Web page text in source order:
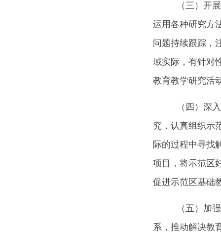
（三）开展
运用各种研究方
问题持续跟踪，
域实际，有针对
教育教学研究活
（四）深入
究，认真组织示
际的过程中寻找
项目，将示范区
促进示范区基础
（五）加强
系，推动解决教